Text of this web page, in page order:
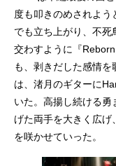
度も叩きのめされよ
でも立ち上がり、不死
交わすように『
も、剥きだした感情
は、渚月のギターに
いた。高揚し続ける勇
げた両手を大きく広
を咲かせていった。